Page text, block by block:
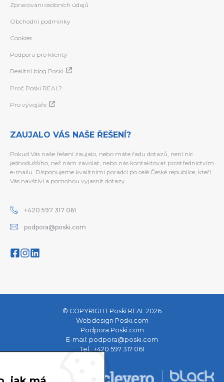
ZAUJALO VÁS NAŠE ŘEŠENÍ?
Pokud Vás naše řešení zaujalo, nebo máte řadu dotazů, není nic
jednoduššího, než nám zavolat, nebo nás kontaktovat prostřednictvím
e-mailu. Disponujeme kvalitními poradci po celé České republice, kteří
Vás navštíví a pomohou vyjasnit dotazy.
+420 597 317 061
podpora@poski.com
Zpracování osobních údajů
Obchodní podmínky
Cookies
Podpora pro klienty
Realitní blog Poski
Proč Poski REAL?
Pro vývojáře
© COPYRIGHT Poski REAL 2026
Webdesign Poski.com
Podpora Poski.com
E-mail: podpora@poski.com
Tel.: +420 597 317 061